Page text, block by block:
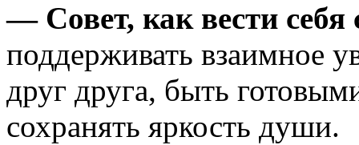
— Совет, как вести себя
поддерживать взаимное
друг друга, быть
сохранять яркость души.